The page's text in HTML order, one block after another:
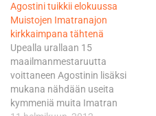
kesäolosuhteissa ympäri
vuoden. Extreme Areenan
avajaiset alkavat torstaina
klo 18.00 ja arvioitu kesto on
kaksi tuntia. Päivä on
tarkoitettu median…
Agostini tuikkii elokuussa
Muistojen Imatranajon
kirkkaimpana tähtenä
Upealla urallaan 15
maailmanmestaruutta
voittaneen Agostinin lisäksi
mukana nähdään useita
kymmeniä muita Imatran